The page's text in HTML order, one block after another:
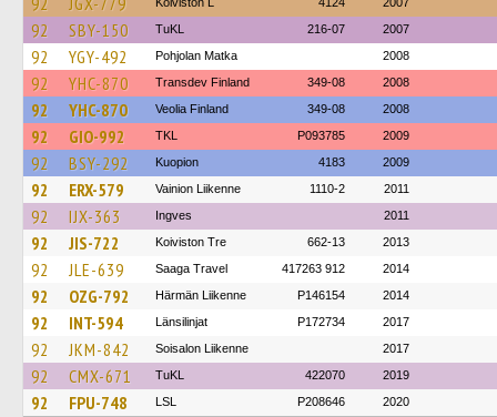
92 SBY-150 TuKL 216-07 2007
92 YGY-492 Pohjolan Matka 2008
92 YHC-870 Transdev Finland 349-08 2008
92 YHC-870 Veolia Finland 349-08 2008
92 GIO-992 TKL P093785 2009
92 BSY-292 Kuopion 4183 2009
92 ERX-579 Vainion Liikenne 1110-2 2011
92 IJX-363 Ingves 2011
92 JIS-722 Koiviston Tre 662-13 2013
92 JLE-639 Saaga Travel 417263 912 2014
92 OZG-792 Härmän Liikenne P146154 2014
92 INT-594 Länsilinjat P172734 2017
92 JKM-842 Soisalon Liikenne 2017
92 CMX-671 TuKL 422070 2019
92 FPU-748 LSL P208646 2020